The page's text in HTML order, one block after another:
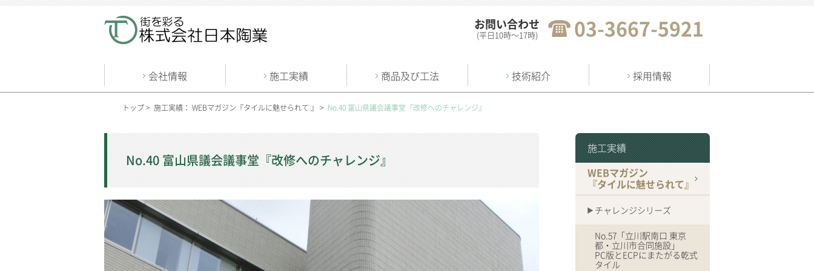
お問い合わせ
(平日10時〜17時) 03-3667-5921
会社情報 施工実績 商品及び工法 技術紹介 採用情報
トップ> 施工実績： WEBマガジン『タイルに魅せられて 』 > No.40 富山県議会議事堂『改修へのチャレンジ』
No.40 富山県議会議事堂『改修へのチャレンジ』
施工実績
WEBマガジン
『タイルに魅せられて』
チャレンジシリーズ
No.57「立川駅南口 東京
都・立川市合同施設」
PC版とECPにまたがる乾式
タイル